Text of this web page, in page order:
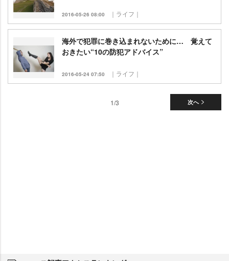
2016-05-26 08:00 ｜ライフ｜
海外で犯罪に巻き込まれないために… 覚えて
おきたい“10の防犯アドバイス”
2016-05-24 07:50 ｜ライフ｜
次へ
1/3